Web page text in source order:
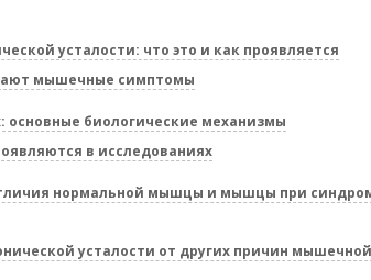
усталости: что это и как проявляется
мышечные симптомы
биологические механизмы
в исследованиях
нормальной мышцы и мышцы при
усталости от других причин